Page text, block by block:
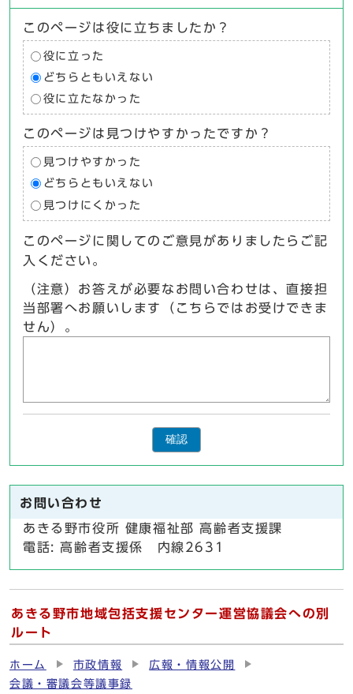
このページは役に立ちましたか？
役に立った
どちらともいえない
役に立たなかった
このページは見つけやすかったですか？
見つけやすかった
どちらともいえない
見つけにくかった
このページに関してのご意見がありましたらご記
入ください。
（注意）お答えが必要なお問い合わせは、直接担
当部署へお願いします（こちらではお受けできま
せん）。
確認
お問い合わせ
あきる野市役所 健康福祉部 高齢者支援課
電話: 高齢者支援係 内線2631
あきる野市地域包括支援センター運営協議会への別
ルート
ホーム 市政情報
広報・情報公開
会議・審議会等議事録